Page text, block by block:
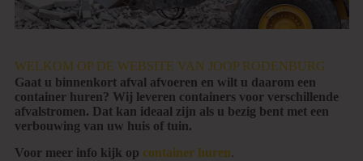
WELKOM OP DE WEBSITE VAN JOOP RODENBURG
Gaat u binnenkort afval afvoeren en wilt u daarom een
container huren? Wij leveren containers voor verschillende
afvalstromen. Dat kan ideaal zijn als u bezig bent met een
verbouwing van uw huis of tuin.
Voor meer info kijk op container huren.